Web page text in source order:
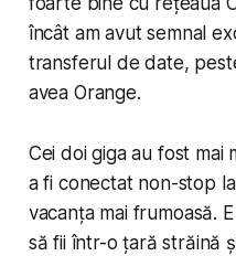
încât am avut semnal
transferul de date,
avea Orange.
Cei doi giga au fost
a fi conectat non-stop
vacanța mai frumoasă.
să fii într-o țară străină